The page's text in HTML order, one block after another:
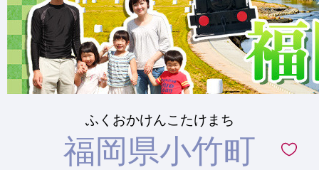
ふくおかけんこたけまち
福岡県小竹町